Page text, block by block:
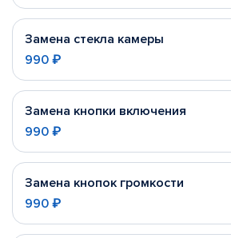
Замена стекла камеры
990 ₽
Замена кнопки включения
990 ₽
Замена кнопок громкости
990 ₽